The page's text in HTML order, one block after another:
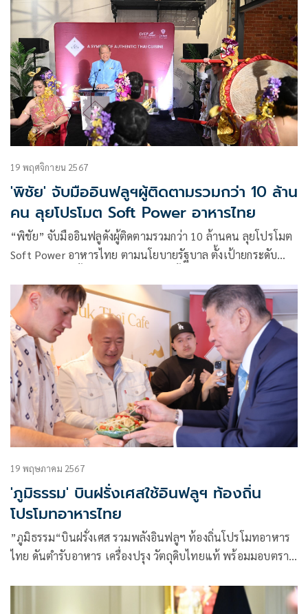
กะพงสามน้ำทะเลสาบสงขลา
19 พฤศจิกายน 2567
'พิชัย' จับมืออินฟลูฯผู้ติดตามรวมกว่า 10 ล้าน
คน ลุยโปรโมต Soft Power อาหารไทย
“พิชัย” จับมืออินฟลูดังผู้ติดตามรวมกว่า 10 ล้านคน ลุยโปรโมต
Soft Power อาหารไทย ตามนโยบายรัฐบาล ตั้งเป้ายกระดับ
19 พฤษภาคม 2567
'ภูมิธรรม' บินฝรั่งเศสใช้อินฟลูฯ ท้องถิ่น
โปรโมทอาหารไทย
”ภูมิธรรม“บินฝรั่งเศส รวมพลังอินฟลูฯ ท้องถิ่นโปรโมทอาหาร
ไทย ดันตำรับอาหาร เครื่องปรุง วัตถุดิบไทยแท้ พร้อมมอบตรา